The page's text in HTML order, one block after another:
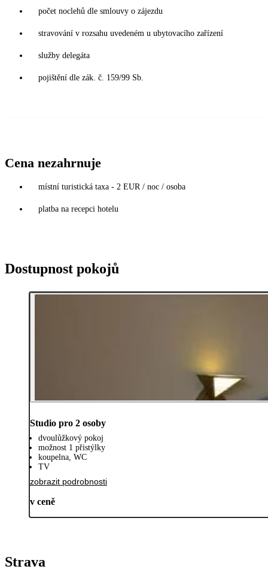
počet noclehů dle smlouvy o zájezdu
stravování v rozsahu uvedeném u ubytovacího zařízení
služby delegáta
pojištění dle zák. č. 159/99 Sb.
Cena nezahrnuje
místní turistická taxa - 2 EUR / noc / osoba
platba na recepci hotelu
Dostupnost pokojů
Studio pro 2 osoby
dvoulůžkový pokoj
možnost 1 přistýlky
koupelna, WC
TV
zobrazit podrobnosti
v ceně
Strava